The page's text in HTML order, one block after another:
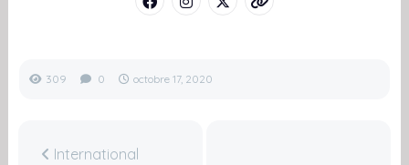
309 0 octobre 17, 2020
International